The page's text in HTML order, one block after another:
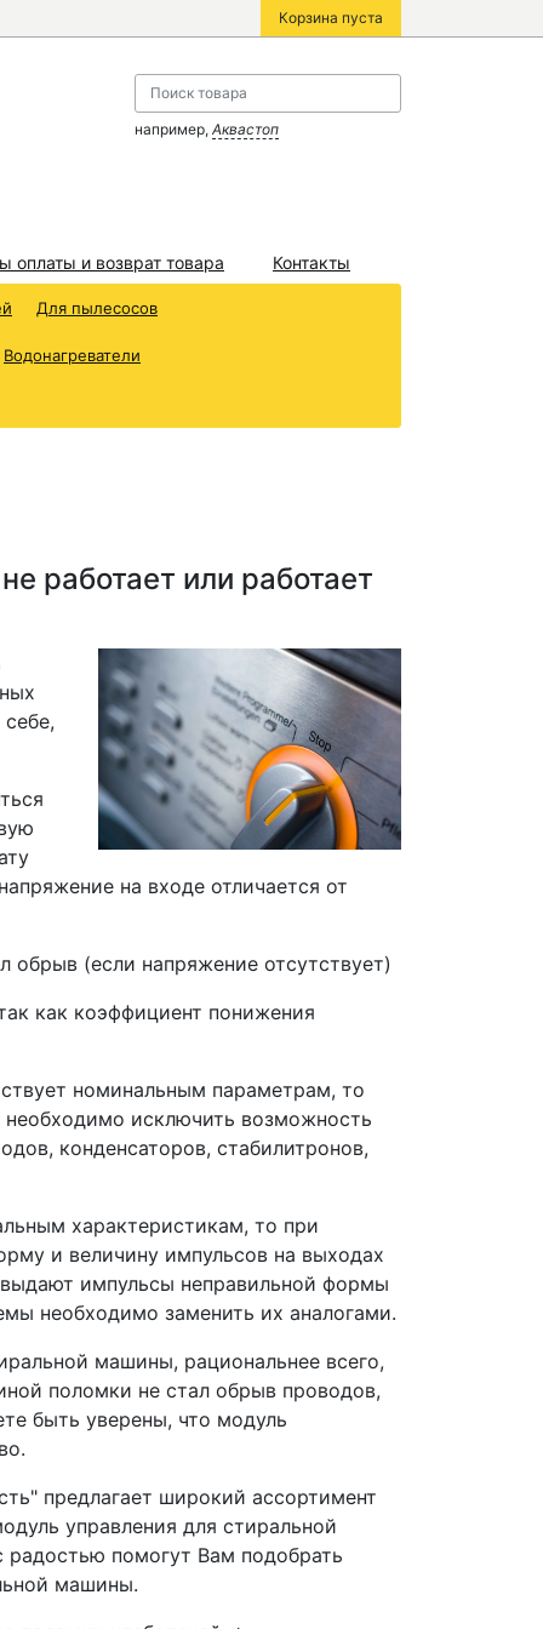
Корзина пуста
например, Аквастоп
оплаты и возврат товара Контакты
Для пылесосов
Водонагреватели
работает или работает
на входе отличается от
обрыв (если напряжение отсутствует)
как коэффициент понижения
номинальным параметрам, то
исключить возможность
конденсаторов, стабилитронов,
характеристикам, то при
и величину импульсов на выходах
импульсы неправильной формы
необходимо заменить их аналогами.
машины, рациональнее всего,
поломки не стал обрыв проводов,
быть уверены, что модуль
предлагает широкий ассортимент
управления для стиральной
помогут Вам подобрать
машины.